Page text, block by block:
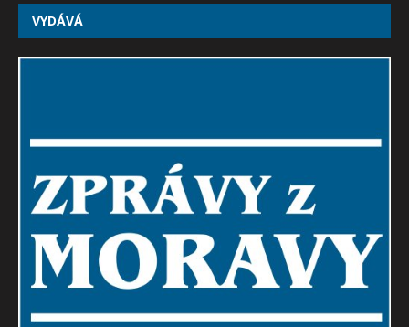
VYDÁVÁ